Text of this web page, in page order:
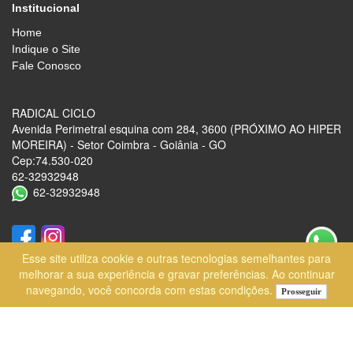
Esse site utiliza cookie e outras tecnologias semelhantes para
melhorar a sua experiência e gravar preferências. Ao continuar
navegando, você concorda com estas condições.
Prosseguir
Institucional
Home
Indique o Site
Fale Conosco
RADICAL CICLO
Avenida Perimetral esquina com 284, 3600 (PRÓXIMO AO HIPER
MOREIRA) - Setor Coimbra - Goiânia - GO
Cep:74.530-020
62-32932948
62-32932948